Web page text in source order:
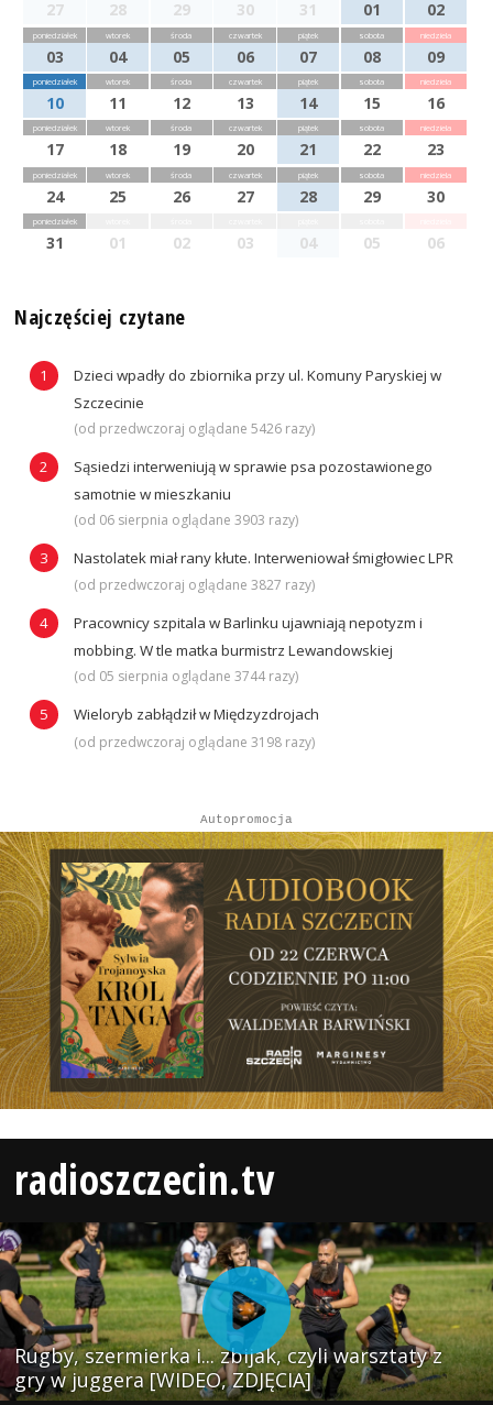
27 28 29 30 31 01 02
poniedziałek
03
wtorek
04
środa
05
czwartek
06
piątek
07
sobota
08
niedziela
09
poniedziałek
10
wtorek
11
środa
12
czwartek
13
piątek
14
sobota
15
niedziela
16
poniedziałek
17
wtorek
18
środa
19
czwartek
20
piątek
21
sobota
22
niedziela
23
poniedziałek
24
wtorek
25
środa
26
czwartek
27
piątek
28
sobota
29
niedziela
30
poniedziałek
31 01 02 03 04 05 06
Najczęściej czytane
Dzieci wpadły do zbiornika przy ul. Komuny Paryskiej w
Szczecinie
(od przedwczoraj oglądane 5426 razy)
Sąsiedzi interweniują w sprawie psa pozostawionego
samotnie w mieszkaniu
(od 06 sierpnia oglądane 3903 razy)
Nastolatek miał rany kłute. Interweniował śmigłowiec LPR
(od przedwczoraj oglądane 3827 razy)
Pracownicy szpitala w Barlinku ujawniają nepotyzm i
mobbing. W tle matka burmistrz Lewandowskiej
(od 05 sierpnia oglądane 3744 razy)
Wieloryb zabłądził w Międzyzdrojach
(od przedwczoraj oglądane 3198 razy)
Autopromocja
radioszczecin.tv
Rugby, szermierka i... zbijak, czyli warsztaty z
gry w juggera [WIDEO, ZDJĘCIA]